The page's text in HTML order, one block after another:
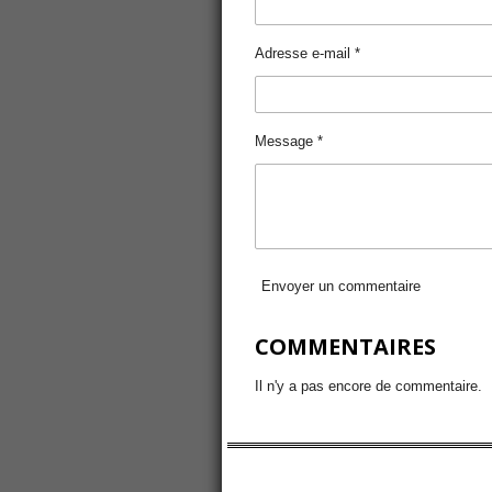
Adresse e-mail *
Message *
Envoyer un commentaire
COMMENTAIRES
Il n'y a pas encore de commentaire.